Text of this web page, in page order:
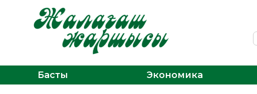
Басты Экономика